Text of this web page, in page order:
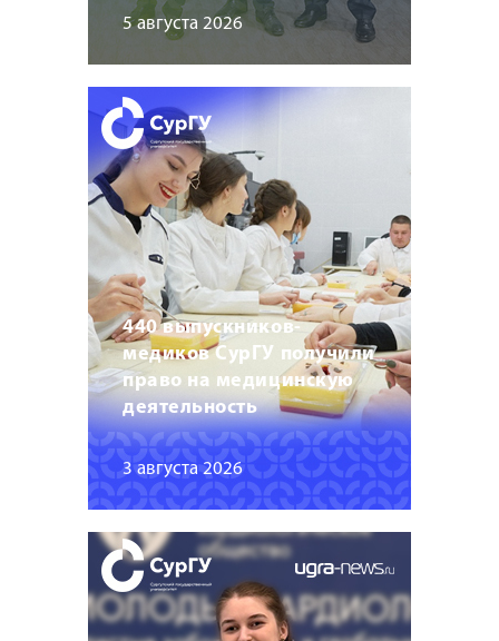
5 августа 2026
440 выпускников-
медиков СурГУ получили
право на медицинскую
деятельность
3 августа 2026